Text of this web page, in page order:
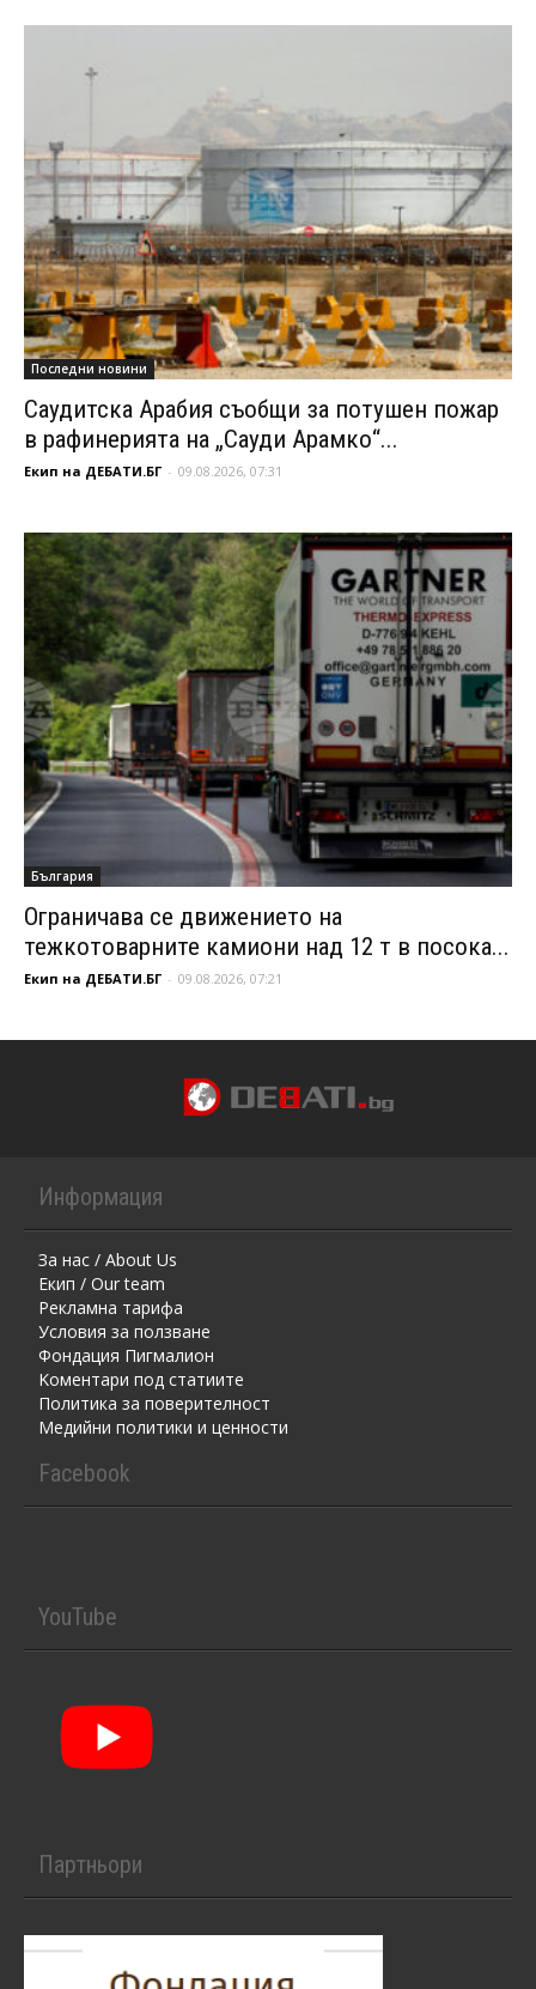
Последни новини
Саудитска Арабия съобщи за потушен пожар
в рафинерията на „Сауди Арамко“...
Екип на ДЕБАТИ.БГ - 09.08.2026, 07:31
България
Ограничава се движението на
тежкотоварните камиони над 12 т в посока...
Екип на ДЕБАТИ.БГ - 09.08.2026, 07:21
Информация
За нас / About Us
Екип / Our team
Рекламна тарифа
Условия за ползване
Фондация Пигмалион
Kоментaри под статиите
Политика за поверителност
Медийни политики и ценности
Facebook
YouTube
Партньори